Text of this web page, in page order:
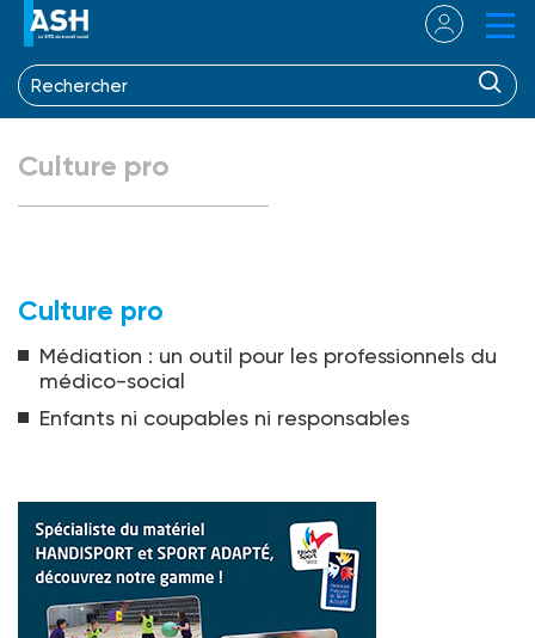
Culture pro
Culture pro
Médiation : un outil pour les professionnels du
médico-social
Enfants ni coupables ni responsables